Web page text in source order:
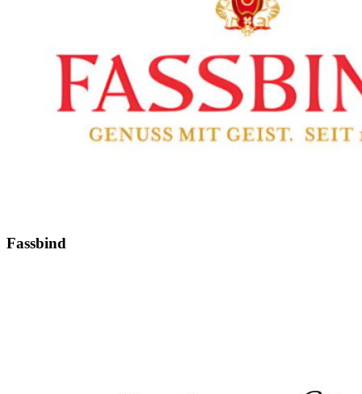
Fassbind